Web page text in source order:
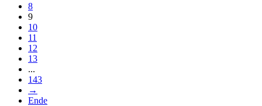
8
9
10
11
12
13
...
143
→
Ende